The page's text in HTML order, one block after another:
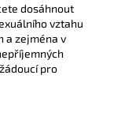
dosáhnout
vztahu
a zejména v
pro